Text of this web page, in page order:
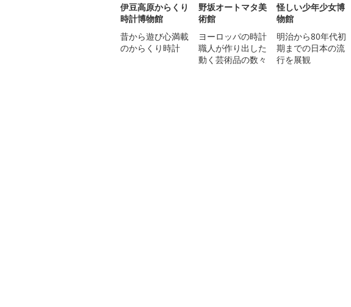
伊豆高原からくり
時計博物館
昔から遊び心満載
のからくり時計
野坂オートマタ美
術館
ヨーロッパの時計
職人が作り出した
動く芸術品の数々
怪しい少年少女博
物館
明治から80年代初
期までの日本の流
行を展観